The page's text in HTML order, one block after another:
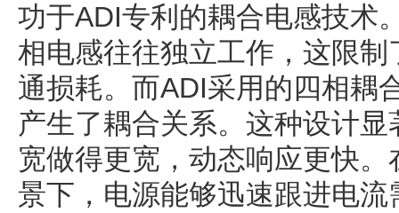
功于ADI专利的耦合电感技术
相电感往往独立工作，这限
通损耗。而ADI采用的四相耦
产生了耦合关系。这种设计
宽做得更宽，动态响应更快
景下，电源能够迅速跟进电